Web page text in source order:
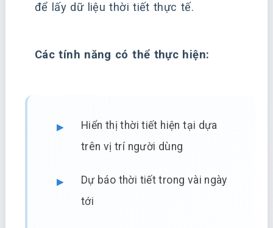
để lấy dữ liệu thời tiết thực tế.
Các tính năng có thể thực hiện:
Hiển thị thời tiết hiện tại dựa
trên vị trí người dùng
Dự báo thời tiết trong vài ngày
tới